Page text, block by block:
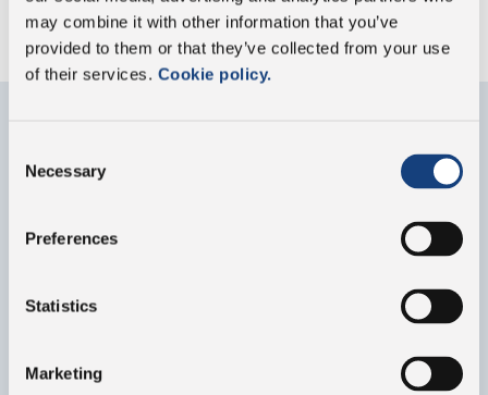
may combine it with other information that you’ve
provided to them or that they’ve collected from your use
of their services. Cookie policy.
Selection
Necessary
Preferences
Statistics
Marketing
Konservierungsstoffe
Kontaktieren Sie uns
unseren Konzern und unsere Produkte aus